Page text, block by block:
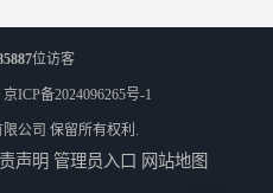
位访客
京ICP备2024096265号-1
公司 保留所有权利.
声明 管理员入口 网站地图